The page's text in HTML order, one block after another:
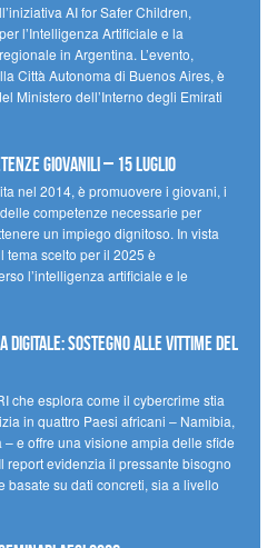
AI for Safer Children,
l’Intelligenza Artificiale e la
in Argentina. L’evento,
Città Autonoma di Buenos Aires, è
Ministero dell’Interno degli Emirati
Giovanili – 15 luglio
nel 2014, è promuovere i giovani, i
competenze necessarie per
un impiego dignitoso. In vista
tema scelto per il 2025 è
l’intelligenza artificiale e le
digitale: sostegno alle vittime del
che esplora come il cybercrime stia
in quattro Paesi africani – Namibia,
e offre una visione ampia delle sfide
report evidenzia il pressante bisogno
basate su dati concreti, sia a livello